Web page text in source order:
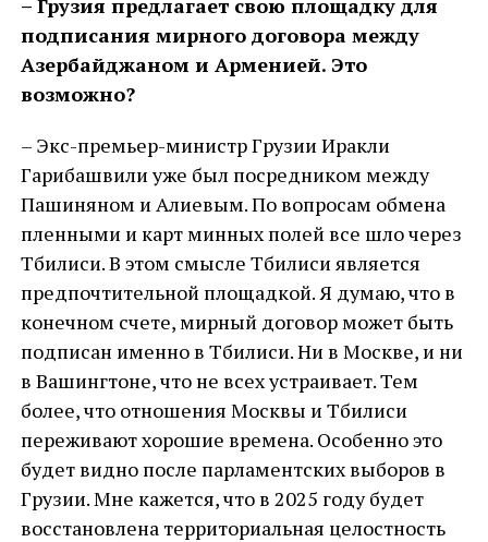
подписания мирного договора между
Азербайджаном и Арменией. Это
возможно?
– Экс-премьер-министр Грузии Иракли
Гарибашвили уже был посредником между
Пашиняном и Алиевым. По вопросам обмена
пленными и карт минных полей все шло через
Тбилиси. В этом смысле Тбилиси является
предпочтительной площадкой. Я думаю, что в
конечном счете, мирный договор может быть
подписан именно в Тбилиси. Ни в Москве, и ни
в Вашингтоне, что не всех устраивает. Тем
более, что отношения Москвы и Тбилиси
переживают хорошие времена. Особенно это
будет видно после парламентских выборов в
Грузии. Мне кажется, что в 2025 году будет
восстановлена территориальная целостность